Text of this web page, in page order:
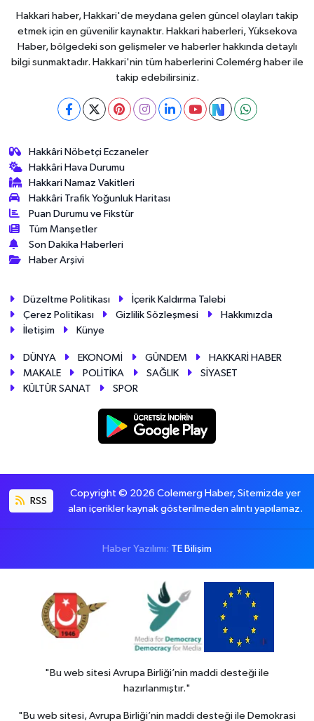
Hakkari haber, Hakkari'de meydana gelen güncel olayları takip
etmek için en güvenilir kaynaktır. Hakkari haberleri, Yüksekova
Haber, bölgedeki son gelişmeler ve haberler hakkında detaylı
bilgi sunmaktadır. Hakkari'nin tüm haberlerini Colemérg haber ile
takip edebilirsiniz.
Hakkâri Nöbetçi Eczaneler
Hakkâri Hava Durumu
Hakkari Namaz Vakitleri
Hakkâri Trafik Yoğunluk Haritası
Puan Durumu ve Fikstür
Tüm Manşetler
Son Dakika Haberleri
Haber Arşivi
Düzeltme Politikası
İçerik Kaldırma Talebi
Çerez Politikası
Gizlilik Sözleşmesi
Hakkımızda
İletişim
Künye
DÜNYA EKONOMİ GÜNDEM
HAKKARİ HABER
MAKALE
POLİTİKA SAĞLIK
SİYASET
KÜLTÜR SANAT
SPOR
RSS
Copyright © 2026 Colemerg Haber, Sitemizde yer
alan içerikler kaynak gösterilmeden alıntı yapılamaz.
Haber Yazılımı: TE Bilişim
"Bu web sitesi Avrupa Birliği’nin maddi desteği ile
hazırlanmıştır."
"Bu web sitesi, Avrupa Birliği’nin maddi desteği ile Demokrasi